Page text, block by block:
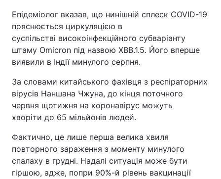
Епідеміолог вказав, що нинішній сплеск COVID-19
пояснюється циркуляцією в
суспільстві високоінфекційного субваріанту
штаму Omicron під назвою XBB.1.5. Його вперше
виявили в Індії минулого серпня.
За словами китайського фахівця з респіраторних
вірусів Наншана Чжуна, до кінця поточного
червня щотижня на коронавірус можуть
хворіти до 65 мільйонів людей.
Фактично, це лише перша велика хвиля
повторного зараження з моменту минулого
спалаху в грудні. Надалі ситуація може бути
гіршою, адже, попри 90%-й рівень вакцинації